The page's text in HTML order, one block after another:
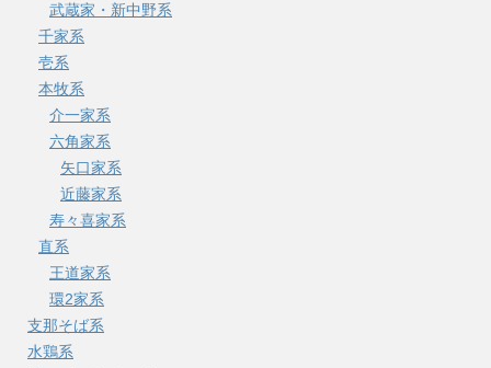
武蔵家・新中野系
千家系
壱系
本牧系
介一家系
六角家系
矢口家系
近藤家系
寿々喜家系
直系
王道家系
環2家系
支那そば系
水鶏系